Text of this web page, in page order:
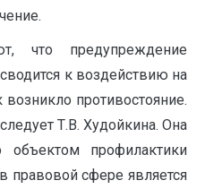
что предупреждение
к воздействию на
противостояние.
Т.В. Худойкина. Она
профилактики
правовой сфере является